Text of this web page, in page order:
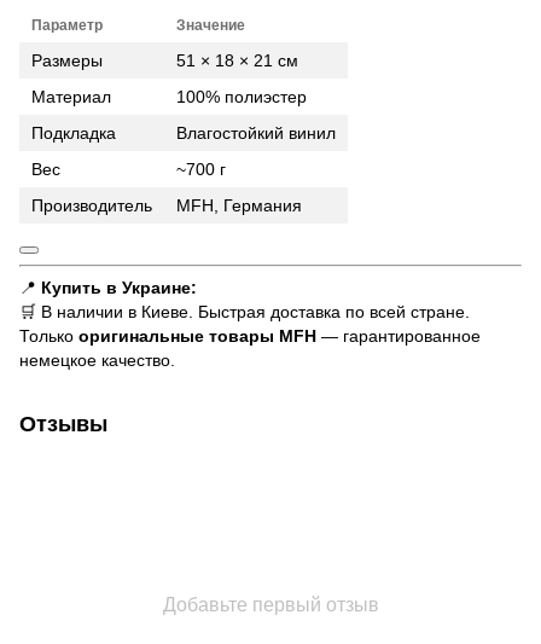
Параметр Значение
Размеры
51 × 18 × 21 см
Материал
100% полиэстер
Подкладка
Влагостойкий винил
Вес
~700 г
Производитель
MFH, Германия
📍 Купить в Украине:
🛒 В наличии в Киеве. Быстрая доставка по всей стране.
Только оригинальные товары MFH — гарантированное
немецкое качество.
Отзывы
Добавьте первый отзыв